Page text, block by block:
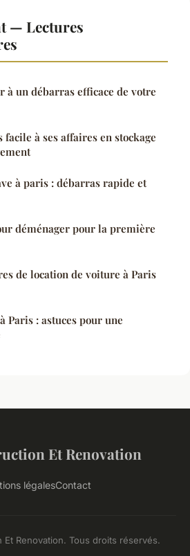
— Lectures
à un débarras efficace de votre
à ses affaires en stockage
à paris : débarras rapide et
déménager pour la première
de location de voiture à Paris
Paris : astuces pour une
Et Renovation
légalesContact
Renovation. Tous droits réservés.